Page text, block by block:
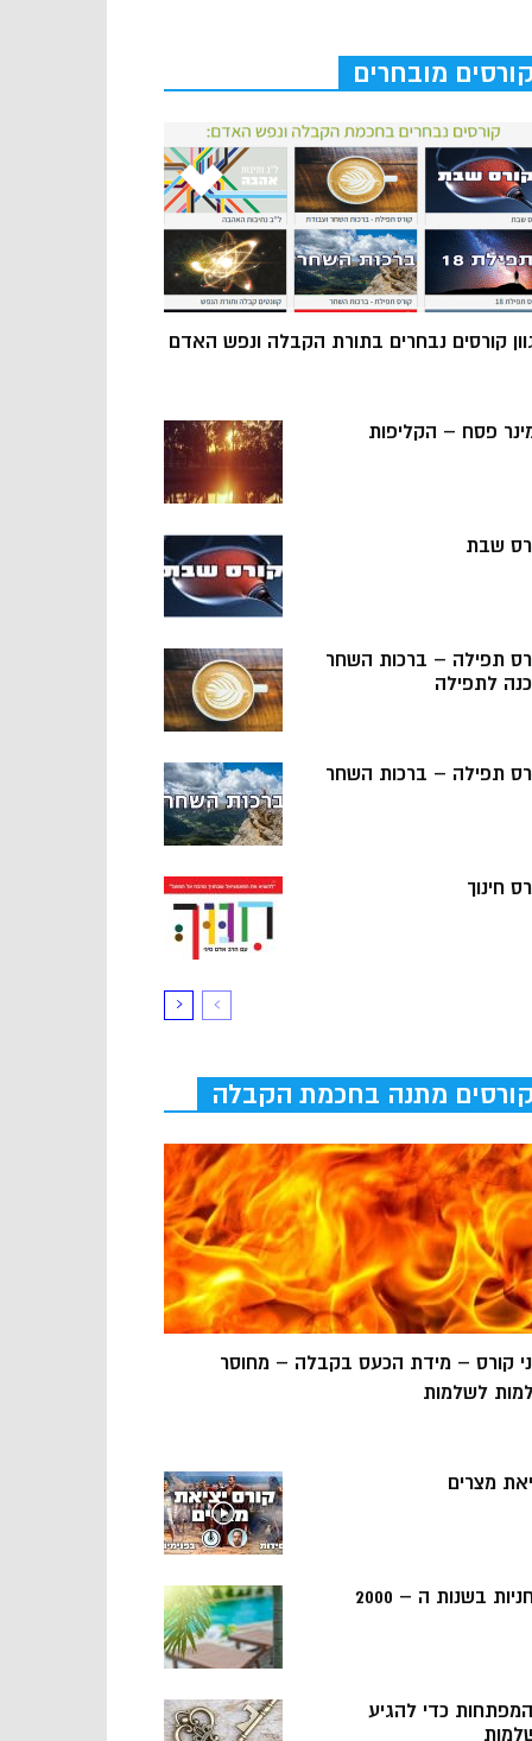
קורסים מובחרים
קורסים נבחרים בתורת הקבלה ונפש האדם
פסח – הקליפות
שבת
תפילה – ברכות השחר
לתפילה
תפילה – ברכות השחר
חינוך
קורסים מתנה בחכמת הקבלה
קורס – מידת הכעס בקבלה – מחוסר
לשלמות
מצרים
בשנות ה – 2000
5 המפתחות כדי להגיע